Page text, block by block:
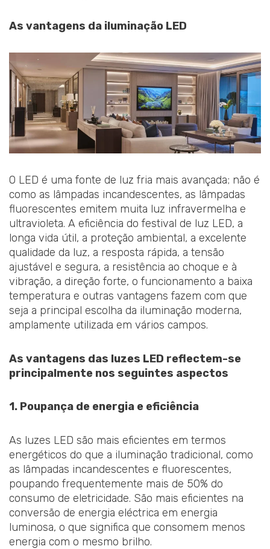
As vantagens da iluminação LED
O LED é uma fonte de luz fria mais avançada; não é
como as lâmpadas incandescentes, as lâmpadas
fluorescentes emitem muita luz infravermelha e
ultravioleta. A eficiência do festival de luz LED, a
longa vida útil, a proteção ambiental, a excelente
qualidade da luz, a resposta rápida, a tensão
ajustável e segura, a resistência ao choque e à
vibração, a direção forte, o funcionamento a baixa
temperatura e outras vantagens fazem com que
seja a principal escolha da iluminação moderna,
amplamente utilizada em vários campos.
As vantagens das luzes LED reflectem-se
principalmente nos seguintes aspectos
1. Poupança de energia e eficiência
As luzes LED são mais eficientes em termos
energéticos do que a iluminação tradicional, como
as lâmpadas incandescentes e fluorescentes,
poupando frequentemente mais de 50% do
consumo de eletricidade. São mais eficientes na
conversão de energia eléctrica em energia
luminosa, o que significa que consomem menos
energia com o mesmo brilho.